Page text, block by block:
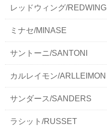
レッドウィング/REDWING
ミナセ/MINASE
サントーニ/SANTONI
カルレイモン/ARLLEIMON
サンダース/SANDERS
ラシット/RUSSET